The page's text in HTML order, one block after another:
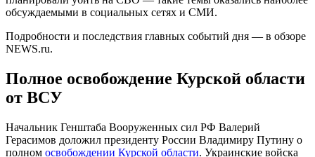
обсуждаемыми в социальных сетях и СМИ.
Подробности и последствия главных событий дня — в обзоре
NEWS.ru.
Полное освобождение Курской области
от ВСУ
Начальник Генштаба Вооруженных сил РФ Валерий
Герасимов доложил президенту России Владимиру Путину о
полном освобождении Курской области. Украинские войска